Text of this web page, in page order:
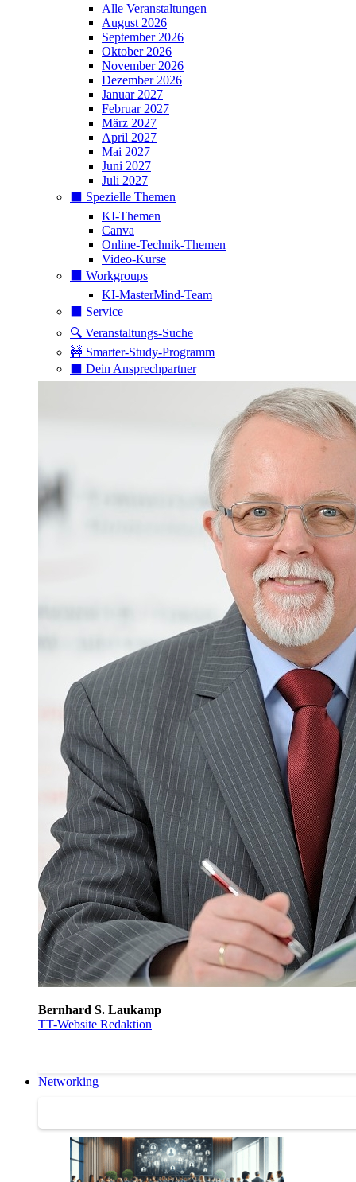
Alle Veranstaltungen
August 2026
September 2026
Oktober 2026
November 2026
Dezember 2026
Januar 2027
Februar 2027
März 2027
April 2027
Mai 2027
Juni 2027
Juli 2027
⬛️ Spezielle Themen
KI-Themen
Canva
Online-Technik-Themen
Video-Kurse
⬛️ Workgroups
KI-MasterMind-Team
⬛️ Service
🔍 Veranstaltungs-Suche
🚧 Smarter-Study-Programm
⬛️ Dein Ansprechpartner
Bernhard S. Laukamp
TT-Website Redaktion
Networking